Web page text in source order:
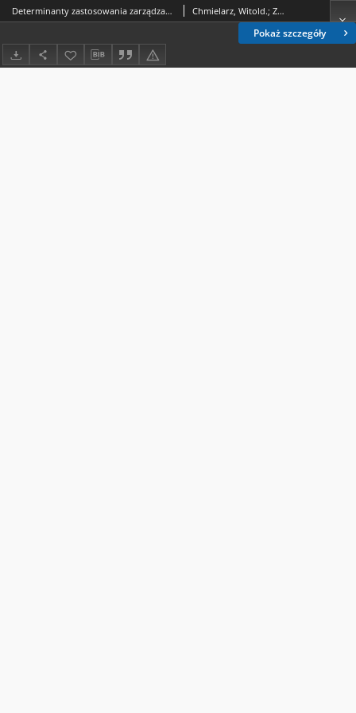
Pokaż szczegóły
Determinanty zastosowania zarządzania projektami w implementacji systemów informatycznych Chmielarz, Witold.; Zborowski, Marek.